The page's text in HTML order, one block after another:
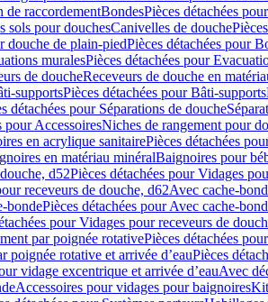
de raccordementBondesPièces détachées
sols pour douchesCanivelles de douche
douche de plain-piedPièces détachées pour
muralesPièces détachées pour
de doucheReceveurs de douche en
supportsPièces détachées pour Bâti-supports
détachées pour Séparations de douche
pour AccessoiresNiches de rangement pour
en acrylique sanitairePièces détachées
en matériau minéralBaignoires pour
d52Pièces détachées pour Vidages
receveurs de douche, d62Avec cache-
bondePièces détachées pour Avec cache-
pour Vidages pour receveurs de
par poignée rotativePièces détachées
poignée rotative et arrivée d’eauPièces
vidage excentrique et arrivée d’eauAvec
Accessoires pour vidages pour baignoires